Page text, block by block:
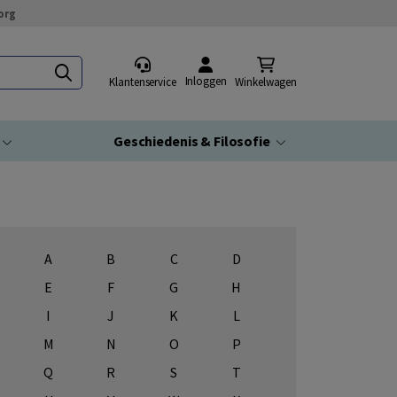
Klantenservice Inloggen Winkelwagen
Geschiedenis & Filosofie
A B C
D
E
F G
H
I
J K
L
M
N O
P
Q
R S
T